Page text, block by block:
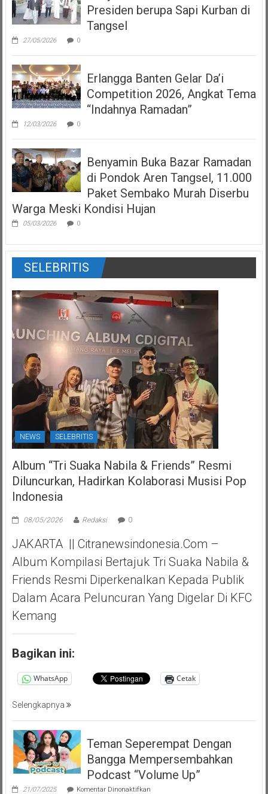
Presiden berupa Sapi Kurban di
Tangsel
27/05/2026 0
Erlangga Banten Gelar Da’i
Competition 2026, Angkat Tema
“Indahnya Ramadan”
12/03/2026 0
Benyamin Buka Bazar Ramadan
di Pondok Aren Tangsel, 11.000
Paket Sembako Murah Diserbu
Warga Meski Kondisi Hujan
05/03/2026 0
SELEBRITIS
NEWS SELEBRITIS
Album “Tri Suaka Nabila & Friends” Resmi
Diluncurkan, Hadirkan Kolaborasi Musisi Pop
Indonesia
08/05/2026 Redaksi 0
JAKARTA || Citranewsindonesia.com –
Album Kompilasi Bertajuk Tri Suaka Nabila &
Friends Resmi Diperkenalkan Kepada Publik
Dalam Acara Peluncuran Yang Digelar Di KFC
Kemang
Bagikan ini:
WhatsApp Cetak
Selengkapnya
Teman Seperempat Dengan
Bangga Mempersembahkan
Podcast “Volume Up”
21/07/2025 Komentar Dinonaktifkanpada